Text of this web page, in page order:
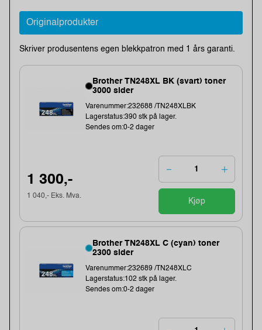
Originalprodukter
Skriver produsentens egen blekkpatron med 1 års garanti.
Brother TN248XL BK (svart) toner
3000 sider
Varenummer:232688 /TN248XLBK
Lagerstatus:390 stk på lager.
Sendes om:0-2 dager
1 300,-
1 040,- Eks. Mva.
Kjøp
Brother TN248XL C (cyan) toner
2300 sider
Varenummer:232689 /TN248XLC
Lagerstatus:102 stk på lager.
Sendes om:0-2 dager